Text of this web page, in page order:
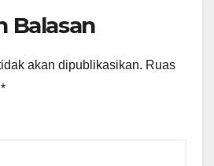
Balasan
akan dipublikasikan. Ruas
*